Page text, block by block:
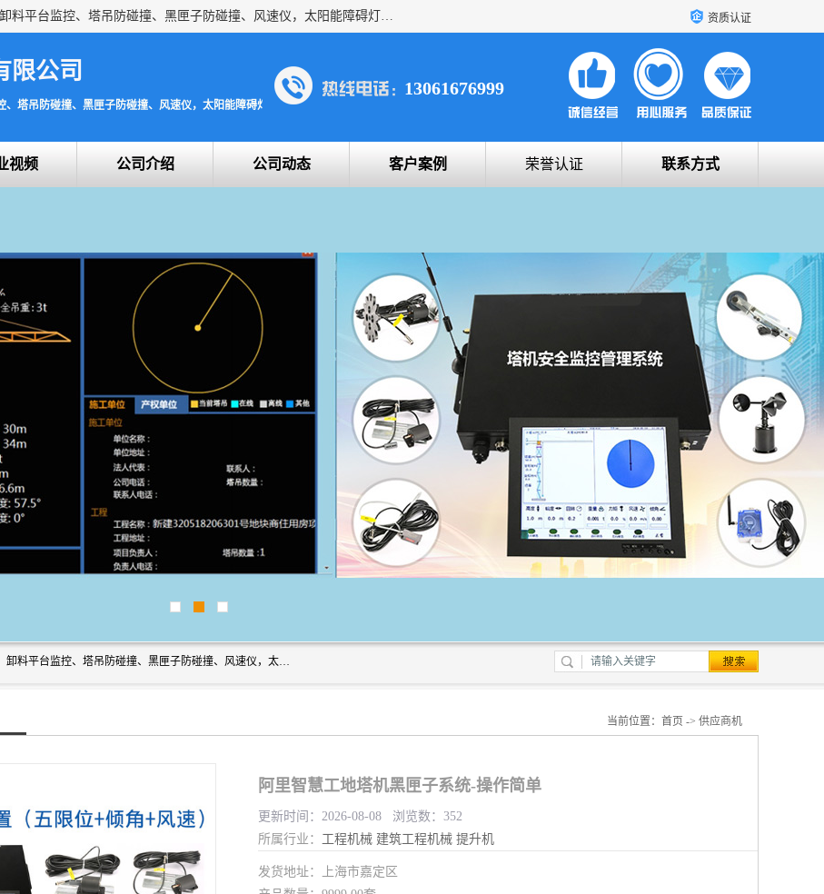
上海宇叶电子科技有限公司是吊钩视频监控、升降机监控、卸料平台监控、塔吊防碰撞、黑匣子防碰撞、风速仪，太阳能障碍灯安全提示灯等一系列升降机的常用配件产品专业研发生产加工的公司，拥有完整、科学的质量管理体系。 资质认证
限公司
塔吊防碰撞、黑匣子防碰撞、风速仪，太阳能障碍灯安全提示灯
13061676999
视频 公司介绍 公司动态 客户案例 荣誉认证 联系方式
上海宇叶电子科技有限公司是吊钩视频监控、升降机监控、卸料平台监控、塔吊防碰撞、黑匣子防碰撞、风速仪，太阳能障碍灯安全提示灯等一系列升降机的常用配件产品专业研发生产加工的公司，拥有完整、科学的质量管理体系。
当前位置： 首页 -> 供应商机
阿里智慧工地塔机黑匣子系统-操作简单
更新时间：2026-08-08 浏览数：352
所属行业： 工程机械 建筑工程机械 提升机
发货地址：上海市嘉定区